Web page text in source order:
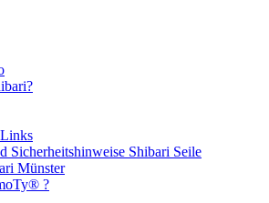
Sicherheitshinweise Shibari Seile
Münster
?